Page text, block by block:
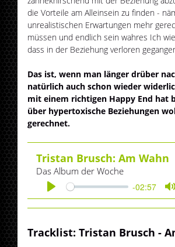
die Vorteile am Alleinsein zu finden -
unrealistischen Erwartungen mehr
müssen und endlich sein wahres Ich
dass in der Beziehung verloren
Das ist, wenn man länger drüber
natürlich auch schon wieder
mit einem richtigen Happy End hat
über hypertoxische Beziehungen
gerechnet.
Tristan Brusch: Am Wahn
Das Album der Woche
Play
-02:57
Tracklist: Tristan Brusch -